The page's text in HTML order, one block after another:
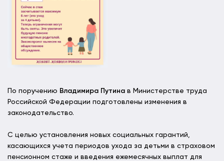
По поручению Владимира Путина в Министерстве труда
Российской Федерации подготовлены изменения в
законодательство.
С целью установления новых социальных гарантий,
касающихся учета периодов ухода за детьми в страховом
пенсионном стаже и введения ежемесячных выплат для